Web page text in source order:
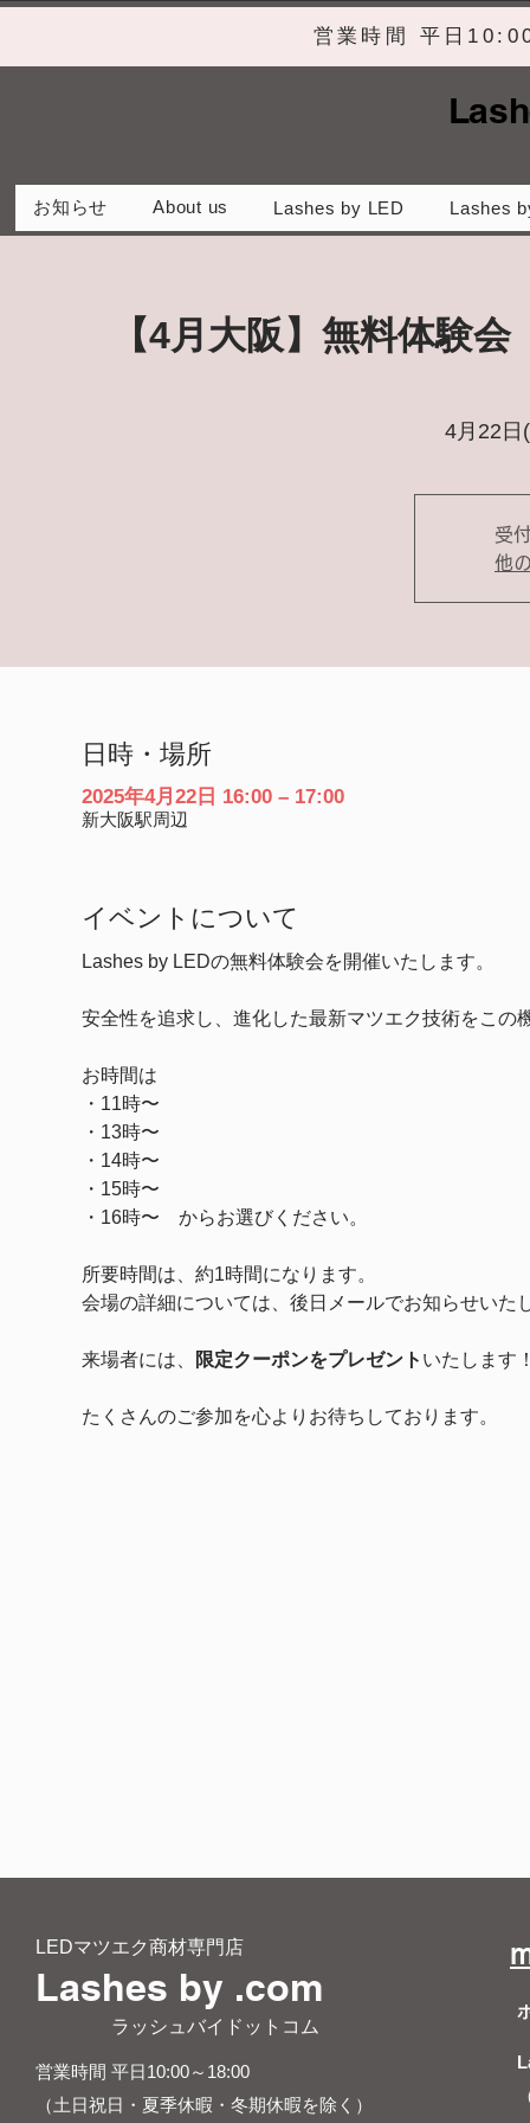
営業時間 平日
お知らせ About us Lashes by LED Lashes
【4月大阪】無料体験
4月22日
受
他
日時・場所
2025年4月22日 16:00 – 17:00
新大阪駅周辺
イベントについて
Lashes by LEDの無料体験会を開催いたします。
安全性を追求し、進化した最新マツエク技術をこの
お時間は
・11時〜
・13時〜
・14時〜
・15時〜
・16時〜　からお選びください。
所要時間は、約1時間になります。
会場の詳細については、後日メールでお知らせいた
来場者には、 限定クーポンをプレゼント いたします
たくさんのご参加を心よりお待ちしております。
LEDマツエク商材専門店
Lashes by .com
​ ラッシュバイドットコム
営業時間 平日10:00～18:00
（土日祝日・夏季休暇・冬期休暇を除く）